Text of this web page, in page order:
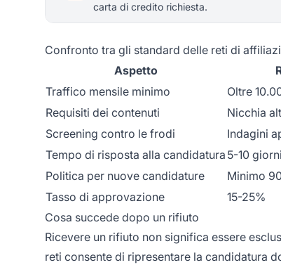
carta di credito richiesta.
Confronto tra gli standard delle reti di
Aspetto
Traffico mensile minimo
Oltre
Requisiti dei contenuti
Nicchia
Screening contro le frodi
Indagini
Tempo di risposta alla candidatura 5-10
Politica per nuove candidature
Minimo
Tasso di approvazione
15-25%
Cosa succede dopo un rifiuto
Ricevere un rifiuto non significa essere
reti consente di ripresentare la candidatura